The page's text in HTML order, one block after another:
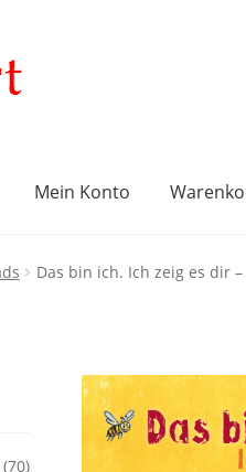
Mein Konto
Impressum Kasse
Das bin ich. Ich zeig es dir
(70)